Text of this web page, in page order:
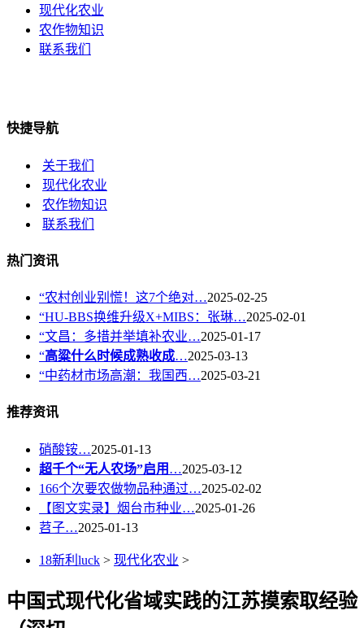
现代化农业
农作物知识
联系我们
快捷导航
关于我们
现代化农业
农作物知识
联系我们
热门资讯
“农村创业别慌！这7个绝对…2025-02-25
“HU-BBS换维升级X+MIBS：张琳…2025-02-01
“文昌：多措并举填补农业…2025-01-17
“高粱什么时候成熟收成…2025-03-13
“中药材市场高潮：我国西…2025-03-21
推荐资讯
硝酸铵…2025-01-13
超千个“无人农场”启用 …2025-03-12
166个次要农做物品种通过…2025-02-02
【图文实录】烟台市种业…2025-01-26
苕子…2025-01-13
18新利luck > 现代化农业 >
中国式现代化省域实践的江苏摸索取经验